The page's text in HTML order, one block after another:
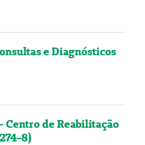
e Diagnósticos
Centro de Reabilitação
8)